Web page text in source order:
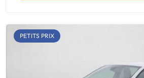
PETITS PRIX